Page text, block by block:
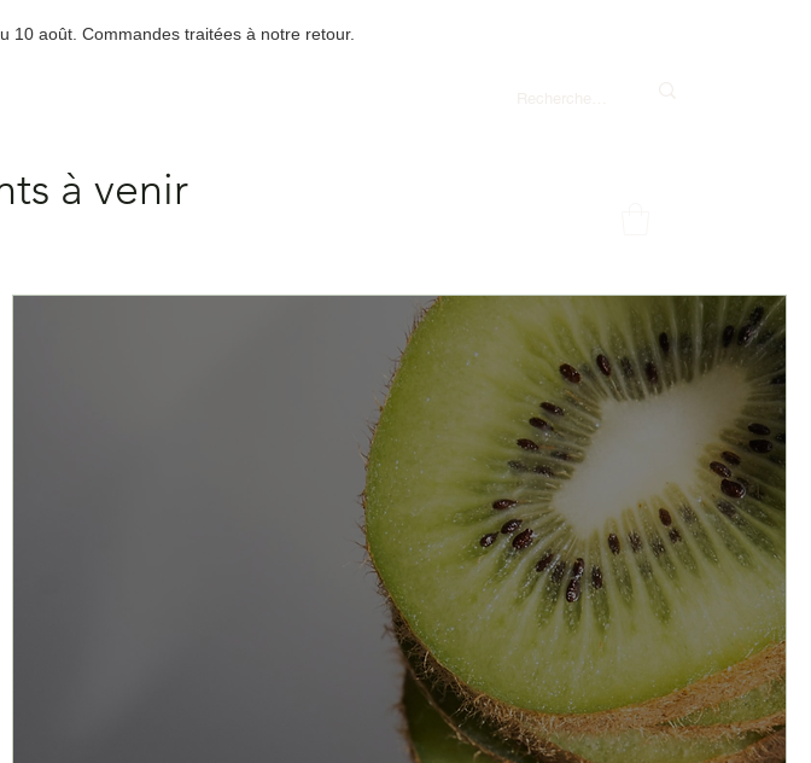
10 août. Commandes traitées à notre retour.
à venir